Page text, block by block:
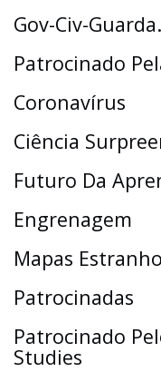
Gov-Civ-
Patrocinado
Coronavírus
Ciência
Futuro Da
Engrenagem
Mapas
Patrocinadas
Patrocinado
Studies